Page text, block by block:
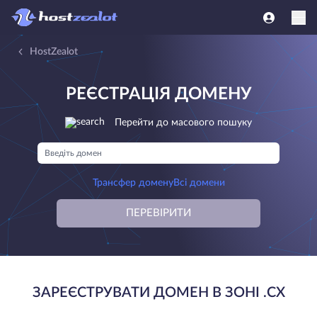
HostZealot
РЕЄСТРАЦІЯ ДОМЕНУ
Перейти до масового пошуку
Трансфер доменуВсі домени
ПЕРЕВІРИТИ
ЗАРЕЄСТРУВАТИ ДОМЕН В ЗОНІ .CX